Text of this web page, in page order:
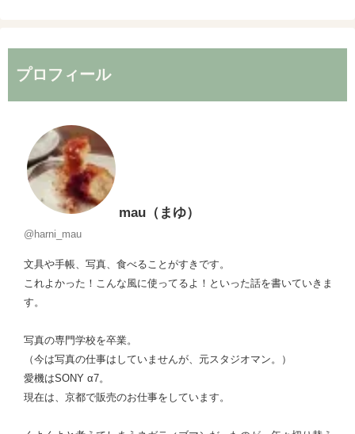
プロフィール
mau（まゆ）
@harni_mau
文具や手帳、写真、食べることがすきです。
これよかった！こんな風に使ってるよ！といった話を書いていきま
す。
写真の専門学校を卒業。
（今は写真の仕事はしていませんが、元スタジオマン。）
愛機はSONY α7。
現在は、京都で販売のお仕事をしています。